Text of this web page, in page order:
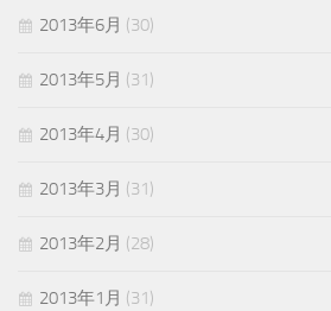
2013年6月 (30)
2013年5月 (31)
2013年4月 (30)
2013年3月 (31)
2013年2月 (28)
2013年1月 (31)